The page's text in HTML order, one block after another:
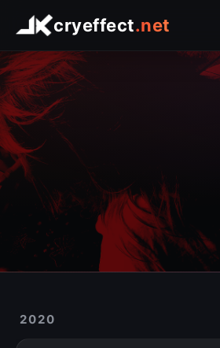
cryeffect.net
2020
Startseite
Shop
Arduino
Linux
Raspberry Pi
Logo Comfort
Fotografie
» PHP